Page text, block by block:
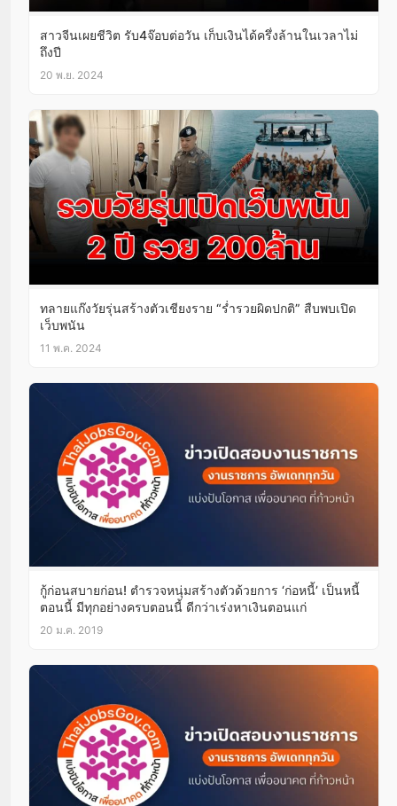
สาวจีนเผยชีวิต รับ4จ๊อบต่อวัน เก็บเงินได้ครึ่งล้านในเวลาไม่
ถึงปี
20 พ.ย. 2024
ทลายแก๊งวัยรุ่นสร้างตัวเชียงราย “ร่ำรวยผิดปกติ” สืบพบเปิด
เว็บพนัน
11 พ.ค. 2024
กู้ก่อนสบายก่อน! ตำรวจหนุ่มสร้างตัวด้วยการ ‘ก่อหนี้’ เป็นหนี้
ตอนนี้ มีทุกอย่างครบตอนนี้ ดีกว่าเร่งหาเงินตอนแก่
20 ม.ค. 2019